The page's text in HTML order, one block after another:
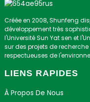
Créée en 2008, Shunfeng
développement très
l'Université Sun Yat sen et
sur des projets de
respectueuses de
LIENS RAPIDES
À Propos De Nous